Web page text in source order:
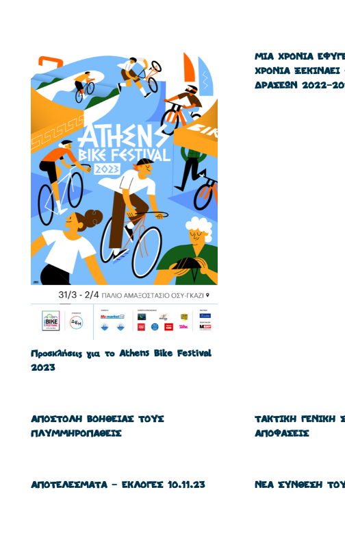
Προσκλήσεις για το Athens Bike Festival
2023
ΜΙΑ ΧΡΟΝΙΑ
ΧΡΟΝΙΑ
ΔΡΑΣΕΩΝ 2022-
ΑΠΟΣΤΟΛΗ ΒΟΗΘΕΙΑΣ ΤΟΥΣ
ΠΛΥΜΜΗΡΟΠΑΘΕΙΣ
ΤΑΚΤΙΚΗ ΓΕΝΙΚΗ
ΑΠΟΦΑΣΕΙΣ
ΑΠΟΤΕΛΕΣΜΑΤΑ – ΕΚΛΟΓΕΣ 10.11.23 ΝΕΑ ΣΥΝΘΕΣΗ